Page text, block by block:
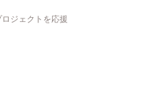
ジェクトを応援